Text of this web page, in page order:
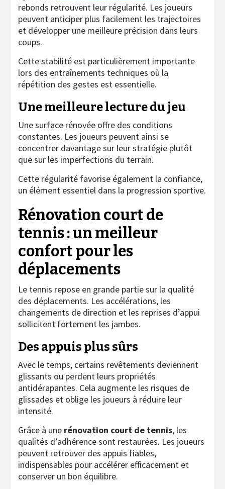
rebonds retrouvent leur régularité. Les joueurs
peuvent anticiper plus facilement les trajectoires
et développer une meilleure précision dans leurs
coups.
Cette stabilité est particulièrement importante
lors des entraînements techniques où la
répétition des gestes est essentielle.
Une meilleure lecture du jeu
Une surface rénovée offre des conditions
constantes. Les joueurs peuvent ainsi se
concentrer davantage sur leur stratégie plutôt
que sur les imperfections du terrain.
Cette régularité favorise également la confiance,
un élément essentiel dans la progression sportive.
Rénovation court de
tennis: un meilleur
confort pour les
déplacements
Le tennis repose en grande partie sur la qualité
des déplacements. Les accélérations, les
changements de direction et les reprises d’appui
sollicitent fortement les jambes.
Des appuis plus sûrs
Avec le temps, certains revêtements deviennent
glissants ou perdent leurs propriétés
antidérapantes. Cela augmente les risques de
glissades et oblige les joueurs à réduire leur
intensité.
Grâce à une rénovation court de tennis, les
qualités d’adhérence sont restaurées. Les joueurs
peuvent retrouver des appuis fiables,
indispensables pour accélérer efficacement et
conserver un bon équilibre.